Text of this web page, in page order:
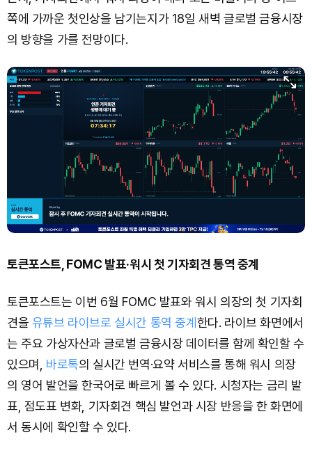
쪽에 가까운 첫인상을 남기는지가 18일 새벽 글로벌 금융시장
의 방향을 가를 전망이다.
토큰포스트, FOMC 발표·워시 첫 기자회견 통역 중계
토큰포스트는 이번 6월 FOMC 발표와 워시 의장의 첫 기자회
견을 유튜브 라이브로 실시간 통역 중계한다. 라이브 화면에서
는 주요 가상자산과 글로벌 금융시장 데이터를 함께 확인할 수
있으며, 바로톡의 실시간 번역·요약 서비스를 통해 워시 의장
의 영어 발언을 한국어로 빠르게 볼 수 있다. 시청자는 금리 발
표, 점도표 변화, 기자회견 핵심 발언과 시장 반응을 한 화면에
서 동시에 확인할 수 있다.